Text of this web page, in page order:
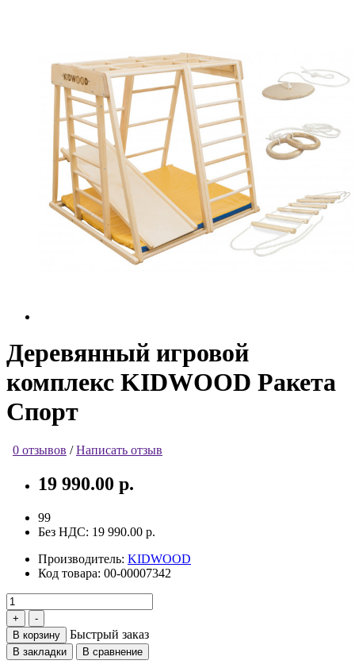
Деревянный игровой
комплекс KIDWOOD Ракета
Спорт
0 отзывов /Написать отзыв
19 990.00 р.
99
Без НДС: 19 990.00 р.
Производитель: KIDWOOD
Код товара: 00-00007342
В корзину Быстрый заказ
В закладки В сравнение